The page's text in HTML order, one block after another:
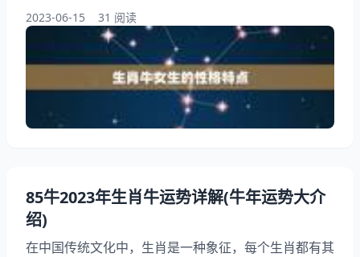
生肖牛女生的星座配对，帮助你更好地了解这个星座女
性的性格特点和恋爱偏好。无论你是生肖牛女生的朋
友，还是想要追求她们的人，这篇都将为你提供有的参
考。 一、生肖牛女生的性格特点 生肖牛女生通常被认
为是稳重、踏实、有耐心的人。她们不喜欢冒险和变
化，更喜欢安定和稳定的生活。她们通常很有感
2023-06-15 31 阅读
85牛2023年生肖牛运势详解(牛年运势大介
绍)
在中国传统文化中，生肖是一种象征，每个生肖都有其